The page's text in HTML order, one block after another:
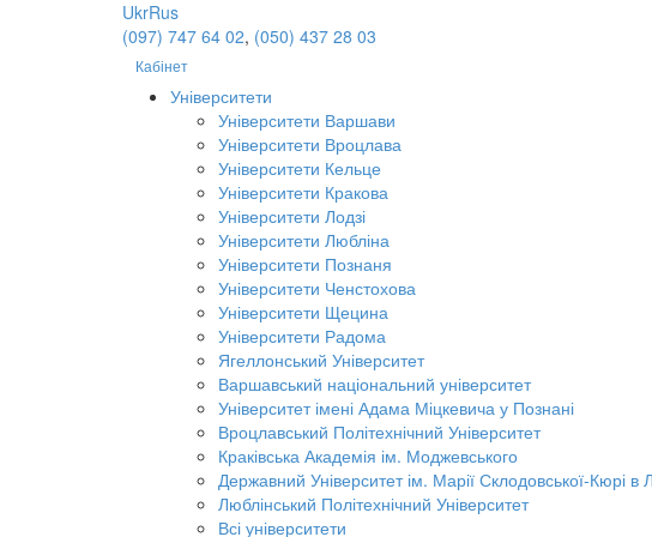
UkrRus
(097) 747 64 02, (050) 437 28 03
Кабінет
Університети
Університети Варшави
Університети Вроцлава
Університети Кельце
Університети Кракова
Університети Лодзі
Університети Любліна
Університети Познаня
Університети Ченстохова
Університети Щецина
Університети Радома
Ягеллонський Університет
Варшавський національний університет
Університет імені Адама Міцкевича у Познані
Вроцлавський Політехнічний Університет
Краківська Академія ім. Моджевського
Державний Університет ім. Марії Склодовської-Кюрі в
Люблінський Політехнічний Університет
Всі університети